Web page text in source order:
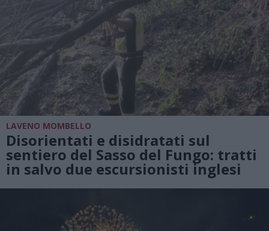
LAVENO MOMBELLO
Disorientati e disidratati sul
sentiero del Sasso del Fungo: tratti
in salvo due escursionisti inglesi